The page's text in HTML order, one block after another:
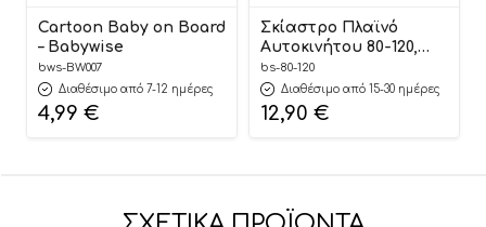
Cartoon Baby on Board
– Babywise
bws-BW007
Διαθέσιμο από 7-12 ημέρες
4,99 €
Σκίαστρο Πλαϊνό
Αυτοκινήτου 80-120,
Bebe Stars
bs-80-120
Διαθέσιμο από 15-30 ημέρες
12,90 €